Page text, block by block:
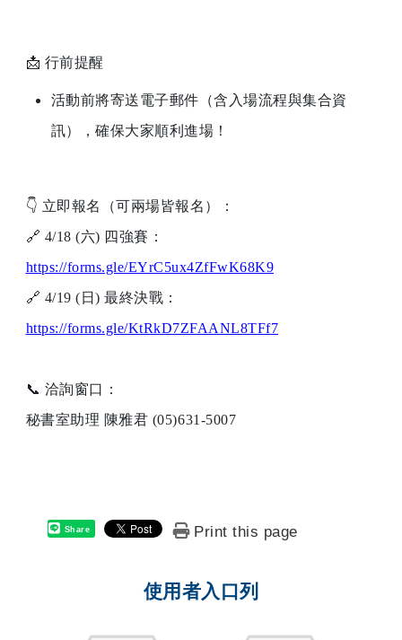
📩 行前提醒
活動前將寄送電子郵件（含入場流程與集合資
訊），確保大家順利進場！
👇 立即報名（可兩場皆報名）：
🔗 4/18 (六) 四強賽：
https://forms.gle/EYrC5ux4ZfFwK68K9
🔗 4/19 ( 日) 最終決戰：
https://forms.gle/KtRkD7ZFAANL8TFf7
📞 洽詢窗口：
秘書室助理 陳雅君 (05)631-5007
Share Print this page
使用者入口列